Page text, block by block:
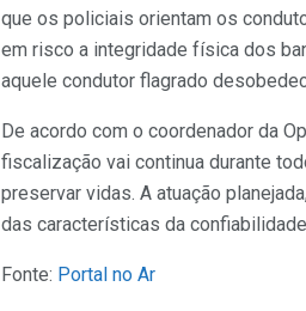
que os policiais orientam os
em risco a integridade física dos
aquele condutor flagrado
De acordo com o coordenador da
fiscalização vai continua durante
preservar vidas. A atuação
das características da
Fonte: Portal no Ar